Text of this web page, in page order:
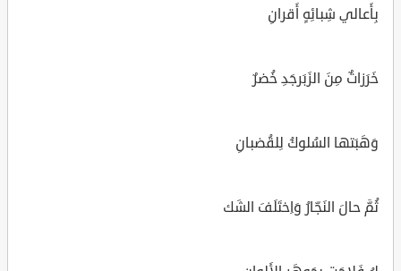
بِأَعالي شِبائِهٍ أَقرانِ
خَرَزاتٌ مِنَ الزَبَرجَدِ خُضرٌ
وَهَبَتها السُلوكُ لِلقُضبانِ
ثُمَّ حالَ النَجّارُ وَاِختَلَفَ الشَك